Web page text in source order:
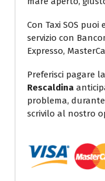
Con Taxi SOS
servizio con
Expresso,
Preferisci pagare la
Rescaldina
problema,
scrivilo al nostro